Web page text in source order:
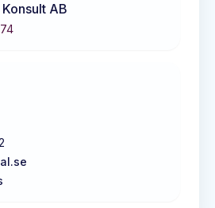
AB